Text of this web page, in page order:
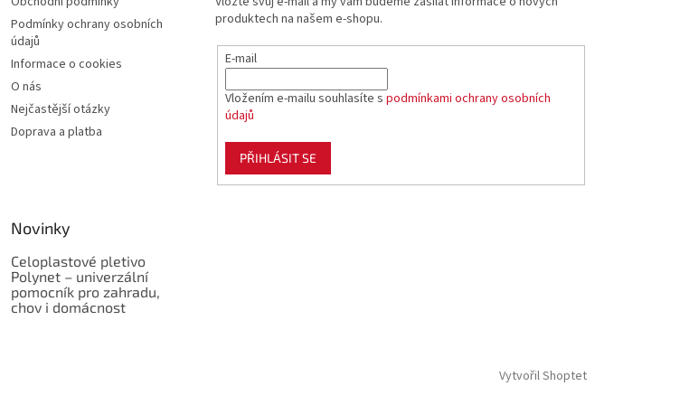
Podmínky ochrany osobních
údajů
Informace o cookies
O nás
Nejčastější otázky
Doprava a platba
produktech na našem e-shopu.
E-mail
Vložením e-mailu souhlasíte spodmínkami ochrany osobních
údajů
PŘIHLÁSIT SE
Novinky
Celoplastové pletivo
Polynet – univerzální
pomocník pro zahradu,
chov i domácnost
Vytvořil Shoptet